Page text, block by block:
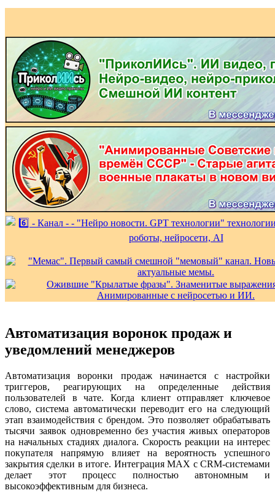
Автоматизация воронок продаж и
уведомлений менеджеров
Автоматизация воронки продаж начинается с настройки
триггеров, реагирующих на определенные действия
пользователей в чате. Когда клиент отправляет ключевое
слово, система автоматически переводит его на следующий
этап взаимодействия с брендом. Это позволяет обрабатывать
тысячи заявок одновременно без участия живых операторов
на начальных стадиях диалога. Скорость реакции на интерес
покупателя напрямую влияет на вероятность успешного
закрытия сделки в итоге. Интеграция MAX с CRM-системами
делает этот процесс полностью автономным и
высокоэффективным для бизнеса.